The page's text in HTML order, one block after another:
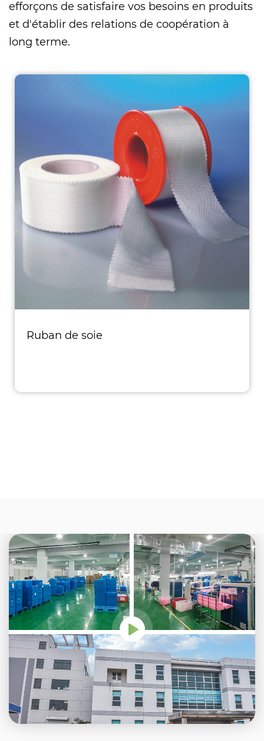
efforçons de satisfaire vos besoins en produits
et d'établir des relations de coopération à
long terme.
Ruban de soie